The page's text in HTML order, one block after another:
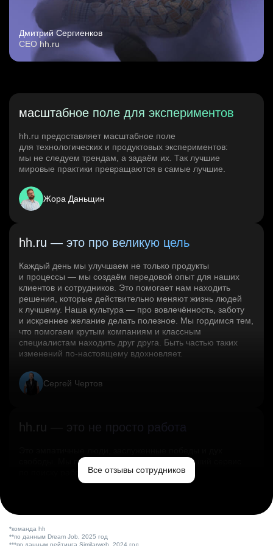
Дмитрий Сергиенков
CEO hh.ru
масштабное поле для экспериментов
hh.ru предоставляет масштабное поле
для технологических и продуктовых экспериментов:
мы не следуем трендам, а задаём их. Так лучшие
мировые практики превращаются в самые лучшие.
Жора Даньщин
hh.ru — это про великую цель
Каждый день мы улучшаем не только продукты
и процессы — мы создаём передовой опыт для наших
клиентов и сотрудников. Это помогает нам находить
решения, которые действительно меняют жизнь людей
к лучшему. Наша культура — про вовлечённость, заботу
и искреннее желание делать полезное. Мы гордимся тем,
что помогаем крутым компаниям и классным
специалистам находить друг друга. Быть частью таких
изменений по‑настоящему вдохновляет.
Сергей Чертов
hh.ru — это не просто работа
свободы. Мы помогаем миру и создаём лучший сервис
по поиску работы в стране.Все отзывы сотрудников
*команда hh
**по данным Dream Job, 2025 год
***по данным рейтинга Similarweb, 2024 год